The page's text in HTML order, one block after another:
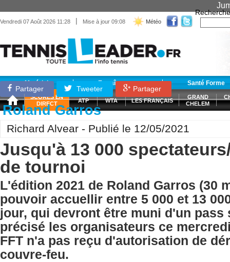
Vendredi 07 Août 2026 11:28 | Mise à jour 09:08 Météo
Matériel Entraînement Santé Forme
SCORES EN
DIRECT
ATP WTA LES FRANÇAIS
GRAND
CHELEM
Partager Tweeter Partager
Roland Garros
Richard Alvear - Publié le 12/05/2021
Jusqu'à 13 000
de tournoi
L'édition 2021 de Roland Garros (30
pouvoir accuellir entre 5 000 et 13
jour, qui devront être muni d'un pass
précisé les organisateurs ce
FFT n'a pas reçu d'autorisation de
couvre-feu.